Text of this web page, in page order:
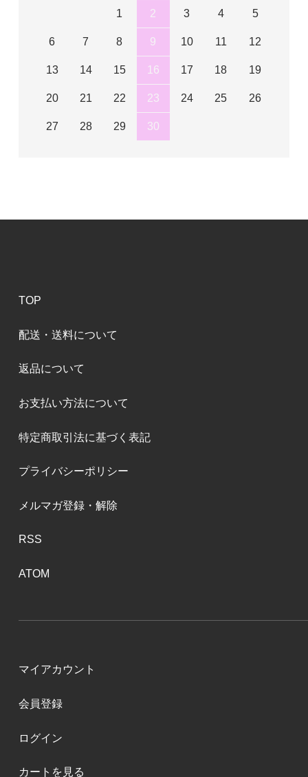
1 2 3 4 5
6 7 8 9 10 11 12
13 14 15 16 17 18 19
20 21 22 23 24 25 26
27 28 29 30
TOP
配送・送料について
返品について
お支払い方法について
特定商取引法に基づく表記
プライバシーポリシー
メルマガ登録・解除
RSS
ATOM
マイアカウント
会員登録
ログイン
カートを見る